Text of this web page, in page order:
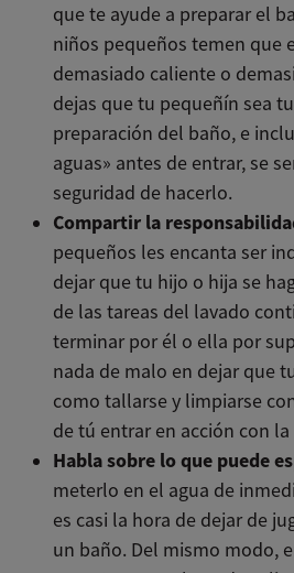
que te ayude a preparar el
niños pequeños temen que
demasiado caliente o
dejas que tu pequeñín sea
preparación del baño, e
aguas» antes de entrar, se
seguridad de hacerlo.
Compartir la
pequeños les encanta ser
dejar que tu hijo o hija se
de las tareas del lavado
terminar por él o ella por
nada de malo en dejar que
como tallarse y limpiarse
de tú entrar en acción con
Habla sobre lo que puede
meterlo en el agua de
es casi la hora de dejar de
un baño. Del mismo modo,